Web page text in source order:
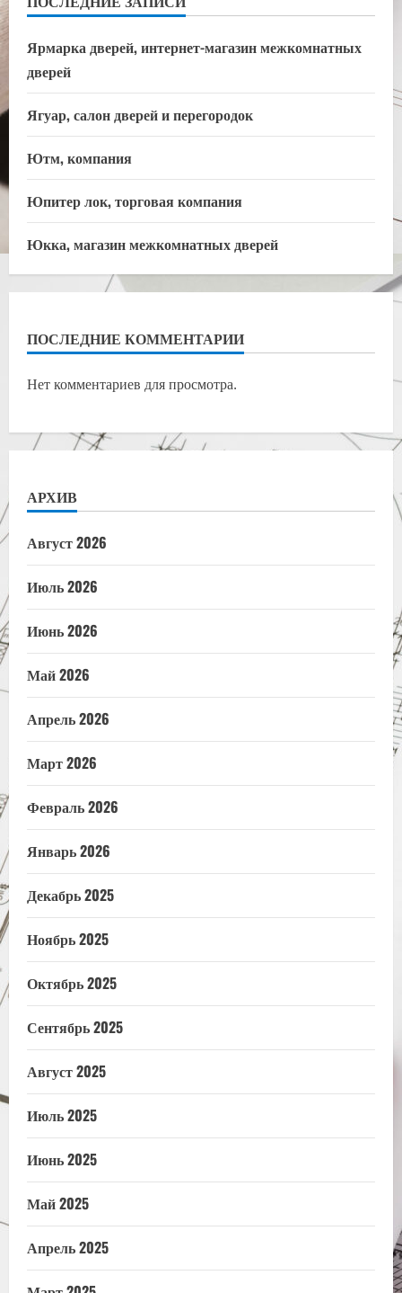
Ярмарка дверей, интернет-магазин межкомнатных
дверей
Ягуар, салон дверей и перегородок
Ютм, компания
Юпитер лок, торговая компания
Юкка, магазин межкомнатных дверей
ПОСЛЕДНИЕ КОММЕНТАРИИ
Нет комментариев для просмотра.
АРХИВ
Август 2026
Июль 2026
Июнь 2026
Май 2026
Апрель 2026
Март 2026
Февраль 2026
Январь 2026
Декабрь 2025
Ноябрь 2025
Октябрь 2025
Сентябрь 2025
Август 2025
Июль 2025
Июнь 2025
Май 2025
Апрель 2025